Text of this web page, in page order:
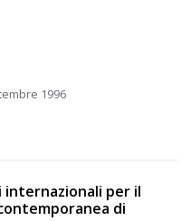
1996
internazionali per il
di